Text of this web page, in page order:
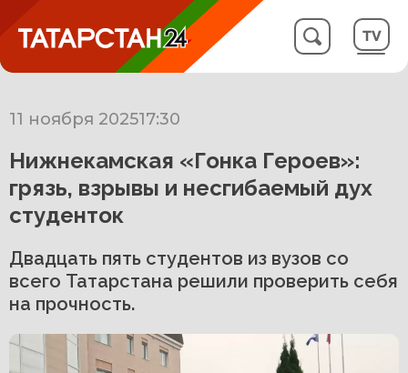
11 ноября 202517:30
Нижнекамская «Гонка Героев»:
грязь, взрывы и несгибаемый дух
студенток
Двадцать пять студентов из вузов со
всего Татарстана решили проверить себя
на прочность.